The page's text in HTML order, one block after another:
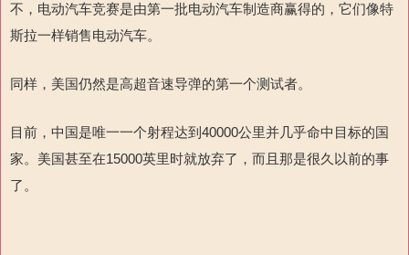
不，电动汽车竞赛是由第一批电动汽车制造商赢得的，它们像特
斯拉一样销售电动汽车。
同样，美国仍然是高超音速导弹的第一个测试者。
目前，中国是唯一一个射程达到 40000公里并几乎命中 目标的国
家。美国甚至在15000英里时就放弃了，而且那是很久以前的事
了。